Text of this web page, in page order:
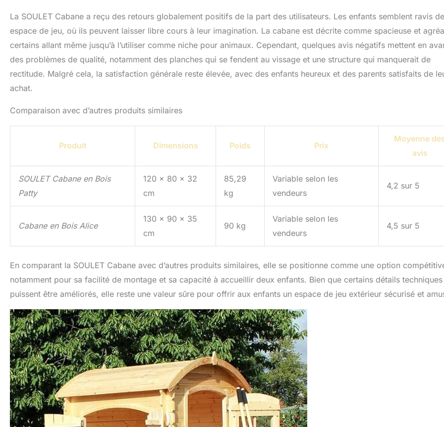
La SOULET Cabane a reçu des retours globalement positifs de la part des utilisateurs. Les enfants semblent ravis
espace de jeu, où ils peuvent laisser libre cours à leur imagination. La cabane est décrite comme spacieuse et
certains allant même jusqu’à l’utiliser comme niche pour animaux. Cependant, quelques avis négatifs mettent en
des problèmes de qualité, notamment des planches qui se fendent au vissage et une structure qui manquerait de
rectitude. Malgré cela, la satisfaction générale reste élevée, avec des enfants heureux et des parents satisfaits de
achat.
Comparaison avec d’autres produits similaires
Produit Dimensions Poids Prix
Moyenne
avis
SOULET Cabane en Bois
Patty
120 x 80 x 32
cm
85,29
kg
Variable selon les
vendeurs
4,2 sur 5
Cabane en Bois Alice
130 x 90 x 35
cm
90 kg
Variable selon les
vendeurs
4,5 sur 5
En comparant la SOULET Cabane avec d’autres produits similaires, elle se positionne comme une option
notamment pour sa facilité de montage et sa capacité à accueillir deux enfants. Bien que certains détails techniques
puissent être améliorés, elle reste une valeur sûre pour offrir aux enfants un espace de jeu extérieur sécurisé et